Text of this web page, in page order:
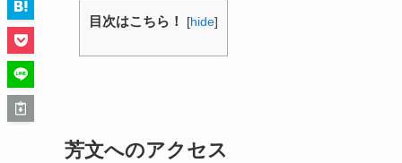
目次はこちら！ [hide]
芳文へのアクセス